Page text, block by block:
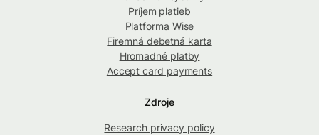
Príjem platieb
Platforma Wise
Firemná debetná karta
Hromadné platby
Accept card payments
Zdroje
Research privacy policy